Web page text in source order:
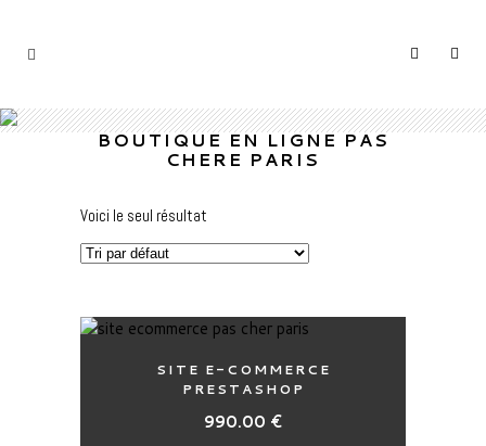
BOUTIQUE EN LIGNE PAS
CHERE PARIS
Voici le seul résultat
SITE E-COMMERCE
PRESTASHOP
990.00 €